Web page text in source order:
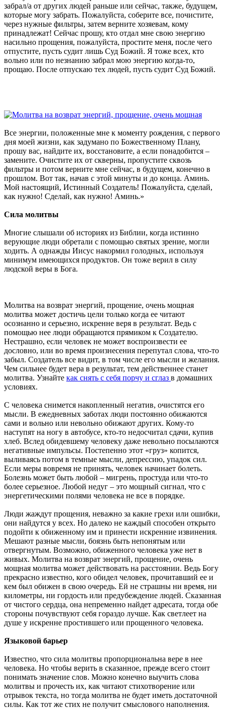
забрал/а от других людей раньше или сейчас, также, будущем,
которые могу забрать. Пожалуйста, соберите все, почистите,
через нужные фильтры, затем верните хозяевам, кому
принадлежат! Сейчас прошу, кто отдал мне свою энергию
насильно прощения, пожалуйста, простите меня, после чего
отпустите, пусть судит лишь Суд Божий. Я тоже всех, кто
вольно или по незнанию забрал мою энергию когда-то,
прощаю. После отпускаю тех людей, пусть судит Суд Божий.
Все энергии, положенные мне к моменту рождения, с первого
дня моей жизни, как задумано по Божественному Плану,
прошу вас, найдите их, восстановите, а если понадобится –
замените. Очистите их от скверны, пропустите сквозь
фильтры и потом верните мне сейчас, в будущем, конечно в
прошлом. Вот так, начав с этой минуты и до конца. Аминь.
Мой настоящий, Истинный Создатель! Пожалуйста, сделай,
как нужно! Сделай, как нужно! Аминь.»
Сила молитвы
Многие слышали об историях из Библии, когда истинно
верующие люди обретали с помощью святых зрение, могли
ходить. А однажды Иисус накормил голодных, используя
минимум имеющихся продуктов. Он тоже верил в силу
людской веры в Бога.
Молитва на возврат энергий, прощение, очень мощная
молитва может достичь цели только когда ее читают
осознанно и серьезно, искренне веря в результат. Ведь с
помощью нее люди обращаются прямиком к Создателю.
Нестрашно, если человек не может воспроизвести ее
дословно, или во время произнесения перепутал слова, что-то
забыл. Создатель все видит, в том числе его мысли и желания.
Чем сильнее будет вера в результат, тем действеннее станет
молитва. Узнайте как снять с себя порчу и сглаз в домашних
условиях.
С человека снимется накопленный негатив, очистятся его
мысли. В ежедневных заботах люди постоянно обижаются
сами и вольно или невольно обижают других. Кому-то
наступят на ногу в автобусе, кто-то недосчитал сдачи, купив
хлеб. Вслед обидевшему человеку даже невольно посылаются
негативные импульсы. Постепенно этот «груз» копится,
выливаясь потом в темные мысли, депрессию, упадок сил.
Если меры вовремя не принять, человек начинает болеть.
Болезнь может быть любой – мигрень, простуда или что-то
более серьезное. Любой недуг – это мощный сигнал, что с
энергетическими полями человека не все в порядке.
Люди жаждут прощения, неважно за какие грехи или ошибки,
они найдутся у всех. Но далеко не каждый способен открыто
подойти к обиженному им и принести искренние извинения.
Мешают разные мысли, боязнь быть непонятым или
отвергнутым. Возможно, обиженного человека уже нет в
живых. Молитва на возврат энергий, прощение, очень
мощная молитва может действовать на расстоянии. Ведь Богу
прекрасно известно, кого обидел человек, прочитавший ее и
кем был обижен в свою очередь. Ей не страшны ни время, ни
километры, ни гордость или предубеждение людей. Сказанная
от чистого сердца, она непременно найдет адресата, тогда обе
стороны почувствуют себя гораздо лучше. Как светлеет на
душе у искренне простившего или прощенного человека.
Языковой барьер
Известно, что сила молитвы пропорциональна вере в нее
человека. Но чтобы верить в сказанное, прежде всего стоит
понимать значение слов. Можно конечно выучить слова
молитвы и прочесть их, как читают стихотворение или
отрывок текста, но тогда молитва не будет иметь достаточной
силы. Как тот же стих не получит смыслового наполнения.